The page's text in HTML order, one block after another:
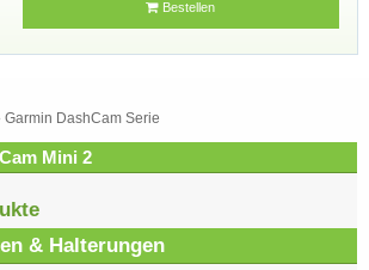
Bestellen
DashCam Serie
Mini 2
& Halterungen